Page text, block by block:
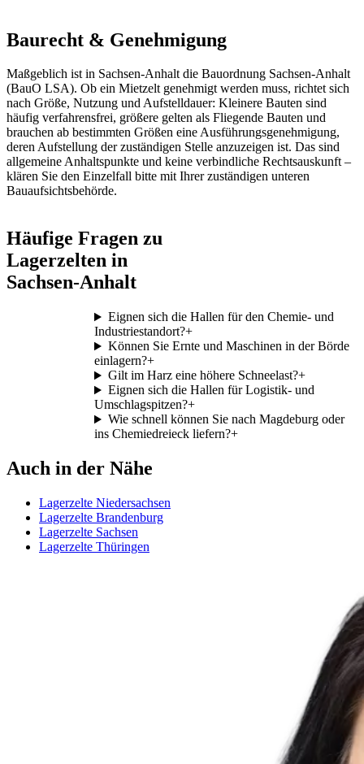
Baurecht & Genehmigung
Maßgeblich ist in Sachsen-Anhalt die Bauordnung Sachsen-Anhalt
(BauO LSA). Ob ein Mietzelt genehmigt werden muss, richtet sich
nach Größe, Nutzung und Aufstelldauer: Kleinere Bauten sind
häufig verfahrensfrei, größere gelten als Fliegende Bauten und
brauchen ab bestimmten Größen eine Ausführungsgenehmigung,
deren Aufstellung der zuständigen Stelle anzuzeigen ist. Das sind
allgemeine Anhaltspunkte und keine verbindliche Rechtsauskunft –
klären Sie den Einzelfall bitte mit Ihrer zuständigen unteren
Bauaufsichtsbehörde.
Häufige Fragen zu
Lagerzelten in
Sachsen-Anhalt
Eignen sich die Hallen für den Chemie- und
Industriestandort?+
Können Sie Ernte und Maschinen in der Börde
einlagern?+
Gilt im Harz eine höhere Schneelast?+
Eignen sich die Hallen für Logistik- und
Umschlagspitzen?+
Wie schnell können Sie nach Magdeburg oder
ins Chemiedreieck liefern?+
Auch in der Nähe
Lagerzelte Niedersachsen
Lagerzelte Brandenburg
Lagerzelte Sachsen
Lagerzelte Thüringen